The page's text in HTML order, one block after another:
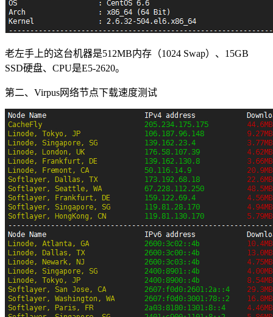
老左手上的这台机器是512MB内存（1024 Swap）、15GB
SSD硬盘、CPU是E5-2620。
第二、Virpus网络节点下载速度测试